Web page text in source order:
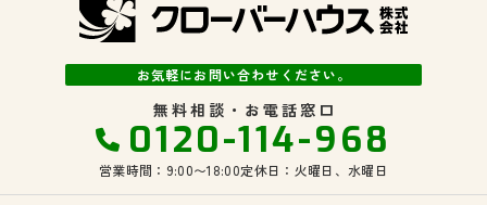
お気軽にお問い合わせください。
無料相談・お電話窓口
0120-114-968
営業時間：9:00〜18:00定休日：火曜日、水曜日